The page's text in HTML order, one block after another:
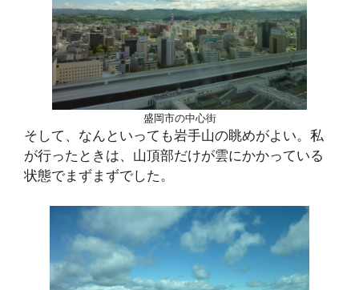
盛岡市の中心街
そして、なんといっても岩手山の眺めがよい。私
が行ったときは、山頂部だけが雲にかかっている
状態でまずまずでした。